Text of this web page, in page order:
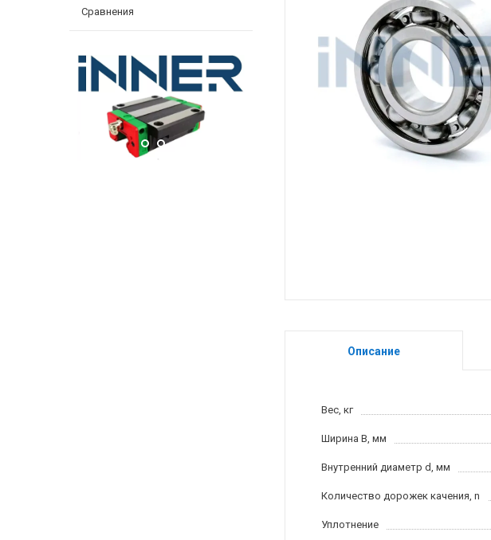
Сравнения
Описание
Вес, кг
Ширина B, мм
Внутренний диаметр d, мм
Количество дорожек качения, n
Уплотнение